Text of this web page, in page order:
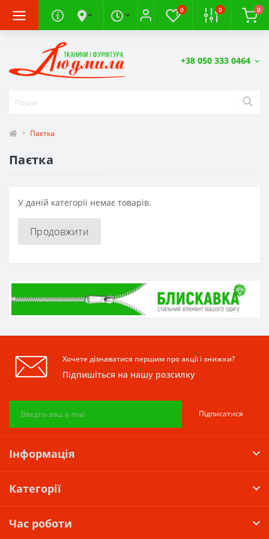
0 0 0
+38 050 333 0464
Паєтка
Паєтка
У даній категорії немає товарів.
Продовжити
Хочете дізнаватися першим про акції і знижки?
Підпишіться на нашу розсилку
Підписатися
Інформація
Категорії
Час роботи